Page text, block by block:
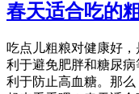
春天适合吃的
吃点儿粗粮对健康好
利于避免肥胖和糖尿
利于防止高血糖。那